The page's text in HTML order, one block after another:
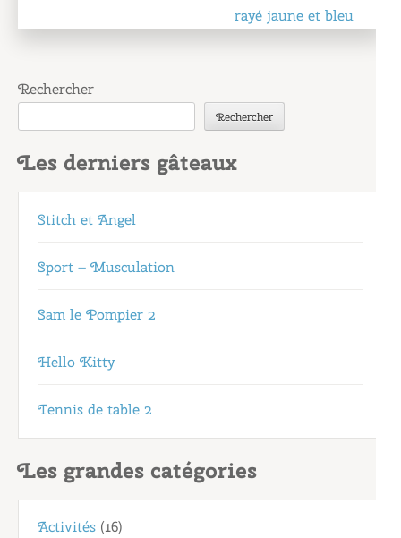
rayé jaune et bleu
Rechercher
Rechercher
Les derniers gâteaux
Stitch et Angel
Sport – Musculation
Sam le Pompier 2
Hello Kitty
Tennis de table 2
Les grandes catégories
Activités (16)